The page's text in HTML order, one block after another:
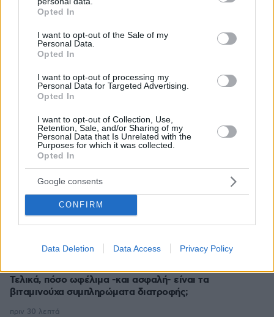
grant or deny consent to Google and its third-party tags to
use your data for below specified purposes in below Google
consent section.
Opted In
I want to opt-out of the Sale of my
Personal Data.
Opted In
I want to opt-out of processing my
Personal Data for Targeted Advertising.
Opted In
I want to opt-out of Collection, Use,
Retention, Sale, and/or Sharing of my
Personal Data that Is Unrelated with the
Purposes for which it was collected.
Opted In
Google consents
CONFIRM
Data Deletion Data Access Privacy Policy
Τέσσερις συλλήψεις για ναρκωτικά σε Κέρκυρα και
Λευκάδα
Διακοπές στην Πάτμο: Βουτιές στις ωραιότερες
παραλίες της
πριν 10 λεπτά
Χοληστερόλη: Πέντε κινήσεις ματ για να την ρίξετε
πριν 21 λεπτά
Για αμύθητο συμβόλαιο του Σαλάχ γράφουν στην
Τουρκία: Θα παίρνει 30 εκατομμύρια τον χρόνο,
προβλέπονται έξοδα για κομμωτήρια και... χαρτί υγείας
πριν 22 λεπτά
Υπό έλεγχο η φωτιά σε χαμηλή βλάστηση στην Ευκαρπία
πριν 23 λεπτά
είναι η τελευταία μεγάλη κίνηση που κυνηγάει ο ΠΑΟΚ
πριν 29 λεπτά
Τελικά, πόσο ωφέλιμα -και ασφαλή- είναι τα
βιταμινούχα συμπληρώματα διατροφής;
πριν 30 λεπτά